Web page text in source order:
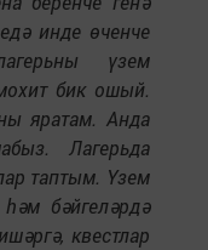
инде өченче
үзем
бик ошый.
яратам. Анда
Лагерьда
таптым. Үзем
бәйгеләрдә
квестлар